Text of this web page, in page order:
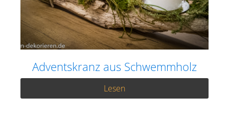
Adventskranz aus Schwemmholz
Lesen